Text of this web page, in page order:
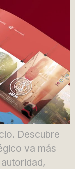
Descubre
va más